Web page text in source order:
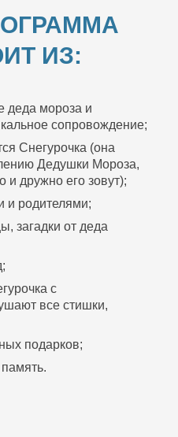
ИЗ:
деда мороза и
сопровождение;
Снегурочка (она
Дедушки Мороза,
и дружно его зовут);
и родителями;
загадки от деда
с
все стишки,
подарков;